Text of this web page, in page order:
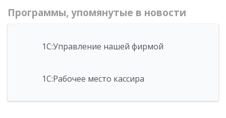
Программы, упомянутые в новости
1С:Управление нашей фирмой
1С:Рабочее место кассира